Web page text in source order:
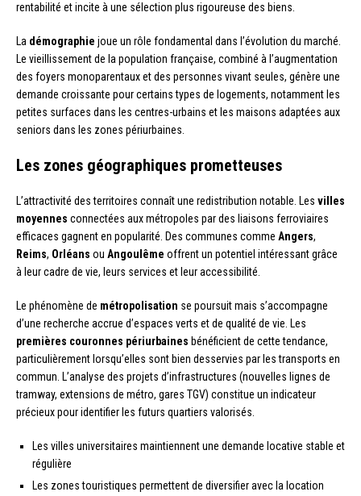
rentabilité et incite à une sélection plus rigoureuse des biens.
La démographie joue un rôle fondamental dans l’évolution du marché.
Le vieillissement de la population française, combiné à l’augmentation
des foyers monoparentaux et des personnes vivant seules, génère une
demande croissante pour certains types de logements, notamment les
petites surfaces dans les centres-urbains et les maisons adaptées aux
seniors dans les zones périurbaines.
Les zones géographiques prometteuses
L’attractivité des territoires connaît une redistribution notable. Les villes
moyennes connectées aux métropoles par des liaisons ferroviaires
efficaces gagnent en popularité. Des communes comme Angers,
Reims, Orléans ou Angoulême offrent un potentiel intéressant grâce
à leur cadre de vie, leurs services et leur accessibilité.
Le phénomène de métropolisation se poursuit mais s’accompagne
d’une recherche accrue d’espaces verts et de qualité de vie. Les
premières couronnes périurbaines bénéficient de cette tendance,
particulièrement lorsqu’elles sont bien desservies par les transports en
commun. L’analyse des projets d’infrastructures (nouvelles lignes de
tramway, extensions de métro, gares TGV) constitue un indicateur
précieux pour identifier les futurs quartiers valorisés.
Les villes universitaires maintiennent une demande locative stable et
régulière
Les zones touristiques permettent de diversifier avec la location